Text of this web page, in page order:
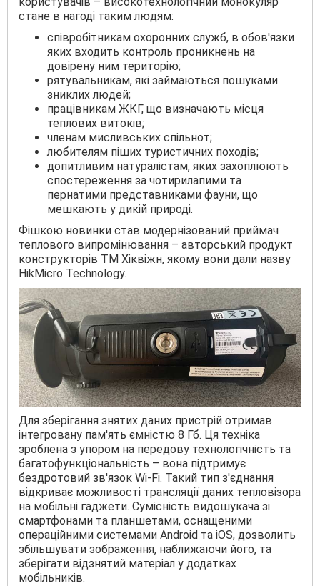
стане в нагоді таким людям:
співробітникам охоронних служб, в обов'язки
яких входить контроль проникнень на
довірену ним територію;
рятувальникам, які займаються пошуками
зниклих людей;
працівникам ЖКГ, що визначають місця
теплових витоків;
членам мисливських спільнот;
любителям піших туристичних походів;
допитливим натуралістам, яких захоплюють
спостереження за чотирилапими та
пернатими представниками фауни, що
мешкають у дикій природі.
Фішкою новинки став модернізований приймач
теплового випромінювання – авторський продукт
конструкторів ТМ Хіквіжн, якому вони дали назву
HikMicro Technology.
Для зберігання знятих даних пристрій отримав
інтегровану пам'ять ємністю 8 Гб. Ця техніка
зроблена з упором на передову технологічність та
багатофункціональність – вона підтримує
бездротовий зв'язок Wi-Fi. Такий тип з'єднання
відкриває можливості трансляції даних тепловізора
на мобільні гаджети. Сумісність видошукача зі
смартфонами та планшетами, оснащеними
операційними системами Android та iOS, дозволить
збільшувати зображення, наближаючи його, та
зберігати відзнятий матеріал у додатках
мобільників.